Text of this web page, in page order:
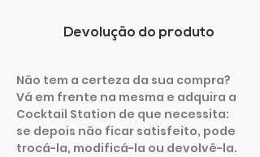
Devolução do produto
Não tem a certeza da sua compra?
Vá em frente na mesma e adquira a
Cocktail Station de que necessita:
se depois não ficar satisfeito, pode
trocá-la, modificá-la ou devolvê-la.